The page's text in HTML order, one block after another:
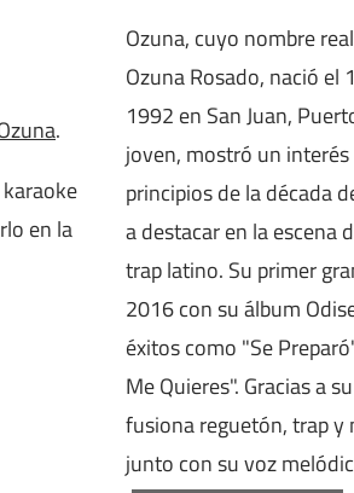
.
en la
Ozuna, cuyo nombre
Ozuna Rosado, nació el
1992 en San Juan,
joven, mostró un interés
principios de la década
a destacar en la escena
trap latino. Su primer
2016 con su álbum
éxitos como "Se
Me Quieres". Gracias a
fusiona reguetón, trap y
junto con su voz